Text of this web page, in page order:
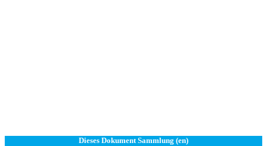
Dieses Dokument Sammlung (en)